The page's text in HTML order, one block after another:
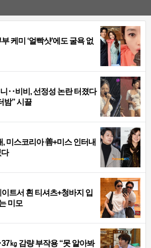
케미 ‘얼빡샷’에도 굴욕 없
‥비비, 선정성 논란 터졌다
밤” 시끌
, 미스코리아 善+미스 인터내
트서 흰 티셔츠+청바지 입
미모
㎏ 감량 부작용 “못 알아봐